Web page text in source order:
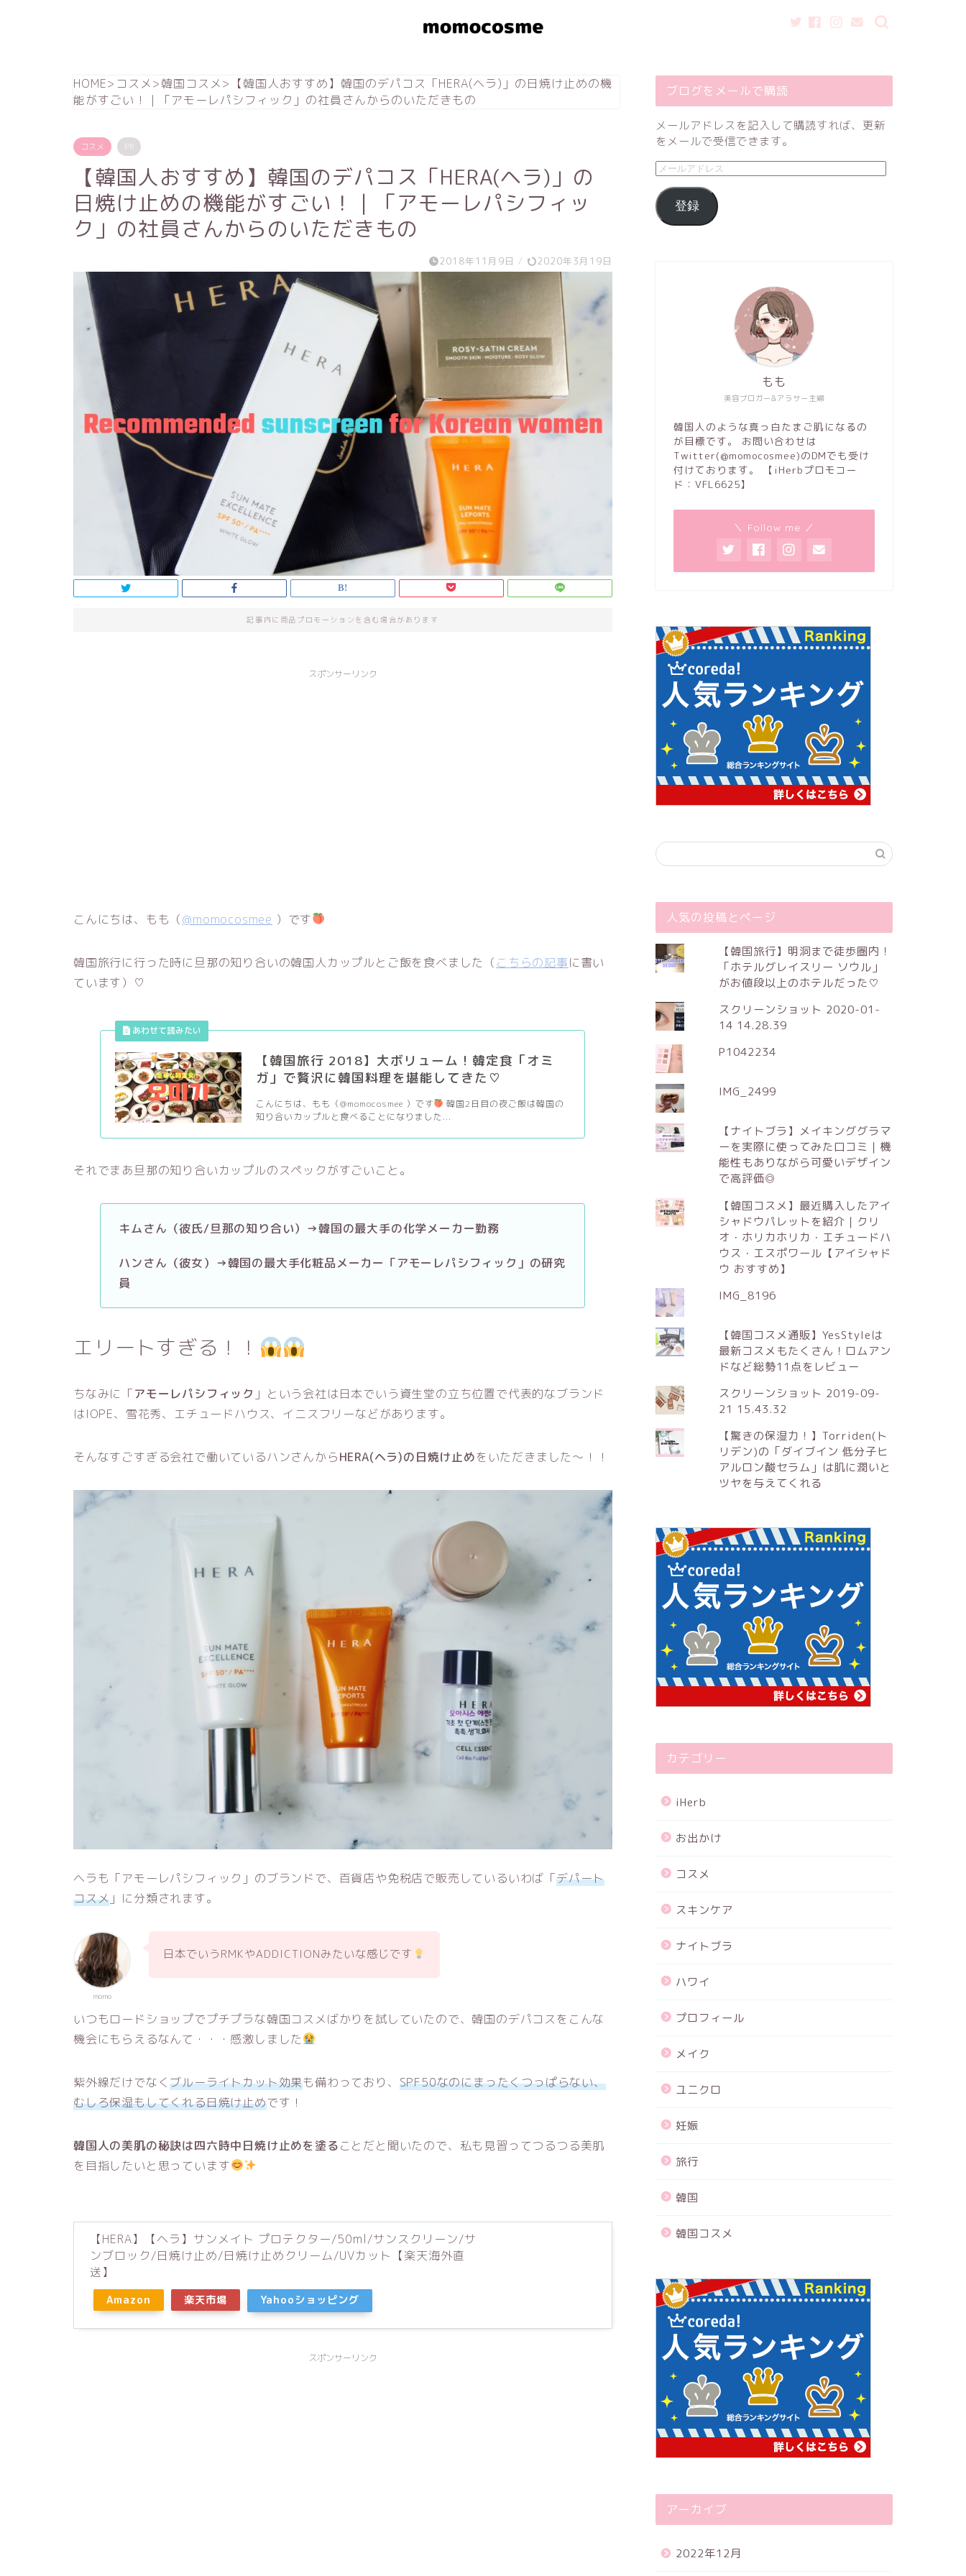
HOME> コスメ>韓国コスメ> 【韓国人おすすめ】韓国のデパコス「HERA(ヘラ)」の日焼け止めの機
能がすごい！｜「アモーレパシフィック」の社員さんからのいただきもの
コスメ PR
【韓国人おすすめ】韓国のデパコス「HERA(ヘラ)」の
日焼け止めの機能がすごい！｜「アモーレパシフィッ
ク」の社員さんからのいただきもの
2018年11月9日 / 2020年3月19日
記事内に商品プロモーションを含む場合があります
スポンサーリンク
こんにちは、もも（@momocosmee ）です
韓国旅行に行った時に旦那の知り合いの韓国人カップルとご飯を食べました（ こちらの記事に書い
ています）♡
【韓国旅行 2018】大ボリューム！韓定食「オミ
ガ」で贅沢に韓国料理を堪能してきた♡
こんにちは、もも（@momocosmee ）です
韓国2日目の夜ご飯は韓国の
知り合いカップルと食べることになりました...
それでまあ旦那の知り合いカップルのスペックがすごいこと。
キムさん（彼氏/旦那の知り合い）→韓国の最大手の化学メーカー勤務
ハンさん（彼女）→韓国の最大手化粧品メーカー「アモーレパシフィック」の研究
員
エリートすぎる！！
ちなみに「アモーレパシフィック 」という会社は日本でいう資生堂の立ち位置で代表的なブランド
はIOPE、雪花秀、エチュードハウス、イニスフリーなどがあります。
そんなすごすぎる会社で働いているハンさんからHERA(ヘラ)の日焼け止めをいただきました〜！！
ヘラも「アモーレパシフィック」のブランドで、百貨店や免税店で販売しているいわば「デパート
コスメ 」に分類されます。
momo
日本でいうRMKやADDICTIONみたいな感じです
いつもロードショップでプチプラな韓国コスメばかりを試していたので、韓国のデパコスをこんな
機会にもらえるなんて・・・感激しました
紫外線だけでなくブルーライトカット効果も備わっており、 SPF50なのにまったくつっぱらない、
むしろ保湿もしてくれる日焼け止めです！
韓国人の美肌の秘訣は四六時中日焼け止めを塗ることだと聞いたので、私も見習ってつるつる美肌
を目指したいと思っています
【HERA】【ヘラ】サンメイト プロテクター/50ml/サンスクリーン/サ
ンブロック/日焼け止め/日焼け止めクリーム/UVカット【楽天海外直
送】
Amazon 楽天市場 Yahooショッピング
スポンサーリンク
ブログをメールで購読
メールアドレスを記入して購読すれば、更新
をメールで受信できます。
登録
美容ブロガー&アラサー主婦
もも
韓国人のような真っ白たまご肌になるの
が目標です。 お問い合わせは
Twitter(@momocosmee)のDMでも受け
付けております。 【iHerbプロモコー
ド：VFL6625】
＼ Follow me ／
人気の投稿とページ
【韓国旅行】明洞まで徒歩圏内！
「ホテルグレイスリー ソウル」
がお値段以上のホテルだった♡
スクリーンショット 2020-01-
14 14.28.39
P1042234
IMG_2499
【ナイトブラ】メイキンググラマ
ーを実際に使ってみた口コミ｜機
能性もありながら可愛いデザイン
で高評価◎
【韓国コスメ】最近購入したアイ
シャドウパレットを紹介｜クリ
オ・ホリカホリカ・エチュードハ
ウス・エスポワール【アイシャド
ウ おすすめ】
IMG_8196
【韓国コスメ通販】YesStyleは
最新コスメもたくさん！ロムアン
ドなど総勢11点をレビュー
スクリーンショット 2019-09-
21 15.43.32
【驚きの保湿力！】Torriden(ト
リデン)の「ダイブイン 低分子ヒ
アルロン酸セラム」は肌に潤いと
ツヤを与えてくれる
カテゴリー
iHerb
お出かけ
コスメ
スキンケア
ナイトブラ
ハワイ
プロフィール
メイク
ユニクロ
妊娠
旅行
韓国
韓国コスメ
アーカイブ
2022年12月